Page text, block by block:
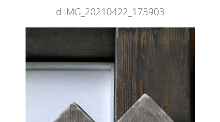
d IMG_20210422_173903